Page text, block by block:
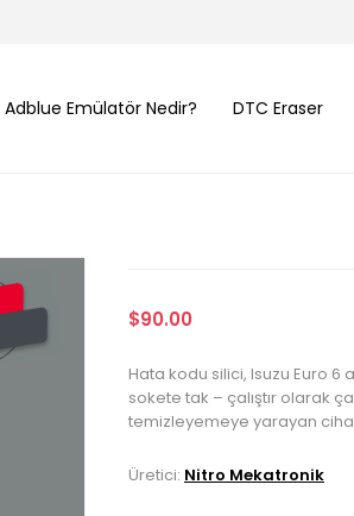
Adblue Emülatör Nedir? DTC Eraser
$90.00
Hata kodu silici, Isuzu Euro
sokete tak – çalıştır olarak
temizleyemeye yarayan
Üretici: Nitro Mekatronik